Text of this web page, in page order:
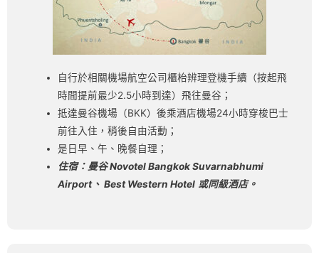
自行於相關機場航空公司櫃枱辨理登機手續（按起飛
時間提前最少2.5小時到達）飛往曼谷；
抵達曼谷機場（BKK）後乘酒店機場24小時穿梭巴士
前往入住，稍後自由活動；
是日早、午、晚餐自理；
住宿：曼谷 Novotel Bangkok Suvarnabhumi
Airport、 Best Western Hotel 或同級酒店。